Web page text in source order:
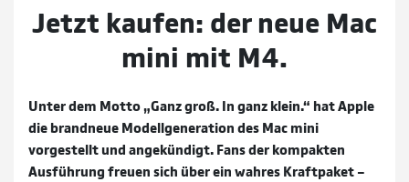
Jetzt kaufen: der neue Mac
mini mit M4.
Unter dem Motto „Ganz groß. In ganz klein.“ hat Apple
die brandneue Modellgeneration des Mac mini
vorgestellt und angekündigt. Fans der kompakten
Ausführung freuen sich über ein wahres Kraftpaket –